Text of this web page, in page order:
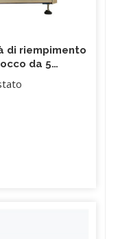
di riempimento
da 5
pieno